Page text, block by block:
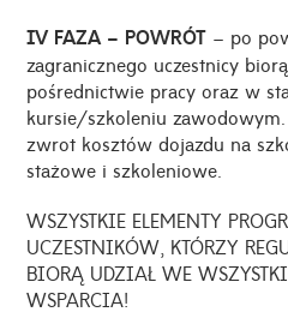
IV FAZA – POWRÓT – po
zagranicznego uczestnicy
pośrednictwie pracy oraz w
kursie/szkoleniu
zwrot kosztów dojazdu na
stażowe i szkoleniowe.
WSZYSTKIE ELEMENTY
UCZESTNIKÓW, KTÓRZY
BIORĄ UDZIAŁ WE
WSPARCIA!